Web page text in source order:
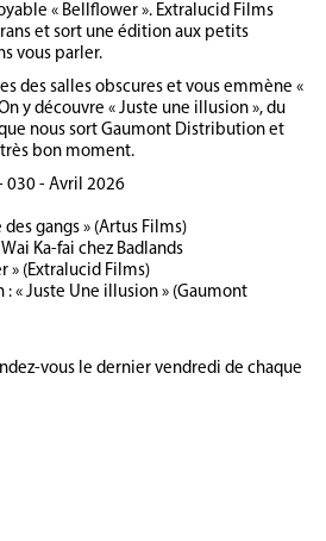
« Bellflower ». Extralucid Films
et sort une édition aux petits
vous parler.
des salles obscures et vous emmène «
y découvre « Juste une illusion », du
nous sort Gaumont Distribution et
bon moment.
030 - Avril 2026
gangs » (Artus Films)
Ka-fai chez Badlands
» (Extralucid Films)
: « Juste Une illusion » (Gaumont
vous le dernier vendredi de chaque